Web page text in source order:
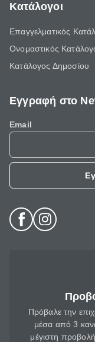
Κατάλογοι
Επαγγελματικός
Ονομαστικός
Κατάλογος Δημοσίου
Εγγραφή στο
Email
Πρόβαλε την
μέσα από 3
μέγιστη